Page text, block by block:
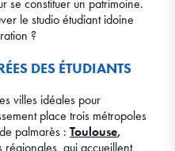
se constituer un patrimoine.
le studio étudiant idoine
?
DES ÉTUDIANTS
villes idéales pour
place trois métropoles
palmarès : Toulouse,
régionales qui accueillent